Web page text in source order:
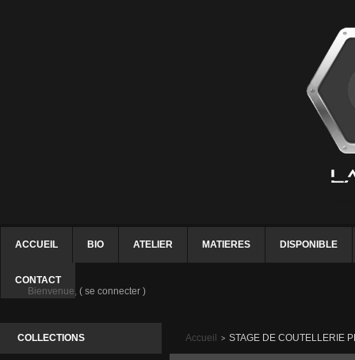
ACCUEIL BIO ATELIER MATIERES DISPONIBLE
CONTACT
Bienvenue, ( se connecter )
COLLECTIONS Accueil > STAGE DE COUTELLERIE